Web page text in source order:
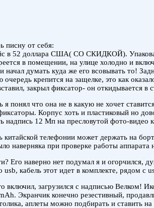
писну от себя:
в 52 доллара США( СО СКИДКОЙ). Упакован
в помещении, на улице холодно и
начал думать куда же его всовывать то!
очередь крепится на защелке, это как
закрыл фиксатор- он откидывается в
понял что она не в какую не хочет
Корпус хоть и пластиковый но
надпись 12 Мп на пресловутой фото-видео
китайской телефонии может держать на
наверняка при проверке работы аппарата
Его наверно нет подумал я и огорчился,
кабель этот идет в комплекте, рядом с
включил, загрузился с надписью
Экранчик конечно резестивный,
аплеты можно подбирать и ставить